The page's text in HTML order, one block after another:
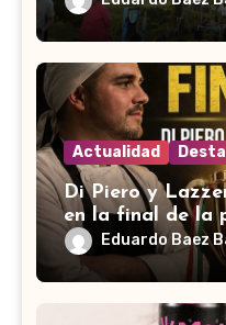
Actualidad
Di Piero y
en la final de la
Eduardo Baez